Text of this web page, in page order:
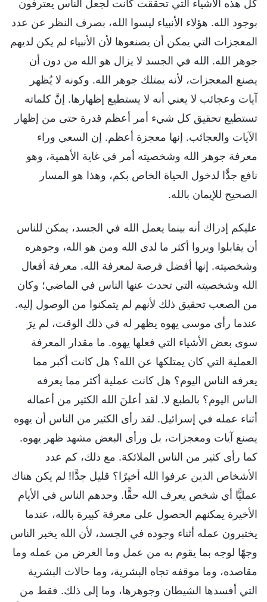
كل هذه الأشياء التي تحققت كانت لجعل الناس يعترفون
بوجود الله. هؤلاء الأنبياء ليسوا الله، بصرف النظر عن عدد
المعجزات التي يمكن أن يصنعوها لأن الأنبياء لم يكن لديهم
جوهر الله. الله في الجسد لا يزال هو الله من دون أن
يصنع المعجزات، لأنه يمتلك جوهر الله. وكونه لا يُظهر
آيات وعجائب لا يعني أنه لا يستطيع إظهارها. إنَّ كلماته
تستطيع تحقيق كل شيء أمر أعظم قدرة حتى من إظهار
الآيات والعجائب. إنها معجزة أعظم. إن السعي وراء
معرفة جوهر الله وشخصيته أمر في غاية الأهمية، وهو
نافع جدًّا لدخول الحياة الخاص بكم، وهذا هو المسار
الصحيح للإيمان بالله.
عليكم إدراك أنه بينما يعمل الله في الجسد، يمكن للناس
أن يقابلوا ويروا أكثر ما لدى الله ومن هو الله، وجوهره
وشخصيته. إنها أفضل فرصة لمعرفة الله. معرفة أفعال
الله وشخصيته التي تحدث عنها الناس في الماضي؛ وكان
من الصعب تحقيق ذلك لأنهم لم يتمكنوا من الوصول إليه.
عندما رأى موسى يهوه يظهر له في ذلك الوقت، لم يرَ
سوى بعض الأشياء التي فعلها يهوه. ما مقدار المعرفة
العملية التي كان يمتلكها عن الله؟ هل كانت أكبر مما
يعرفه الناس اليوم؟ هل كانت عملية أكثر مما يعرفه
الناس اليوم؟ بالطبع لا. لقد أعلنَ الله الكثير من أعماله
أثناء عمله في إسرائيل. لقد رأى الكثير من الناس أن يهوه
يصنع آيات ومعجزات، بل ورأى البعض مشهد ظهر يهوه.
كما رأى كثير من الناس الملائكة. مع ذلك، كم عدد
الأشخاص الذين عرفوا الله أخيرًا؟ قليل جدًّا! لم يكن هناك
عمليًّا أي شخص يعرف الله حقًّا. وحدهم الناس في الأيام
الأخيرة يمكنهم الحصول على معرفة كبيرة بالله، عندما
يختبرون عمله أثناء وجوده في الجسد، لأن الله يخبر الناس
وجهًا لوجه بما يقوم به من عمل وما الغرض من عمله وما
مقاصده، وما موقفه تجاه البشرية، وما حالات البشرية
التي أفسدها الشيطان وجوهرها، وما إلى ذلك. فقط من